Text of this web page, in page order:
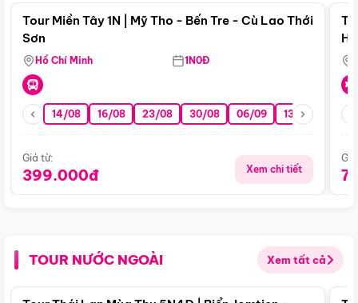
Tour Miền Tây 1N | Mỹ Tho - Bến Tre - Cù Lao Thới
Sơn
Hồ Chí Minh 1N0Đ
14/08 16/08 23/08 30/08 06/09 13/09 20/09
Giá từ:
399.000đ Xem chi tiết
TOUR NƯỚC NGOÀI Xem tất cả
Điểm nổi bật